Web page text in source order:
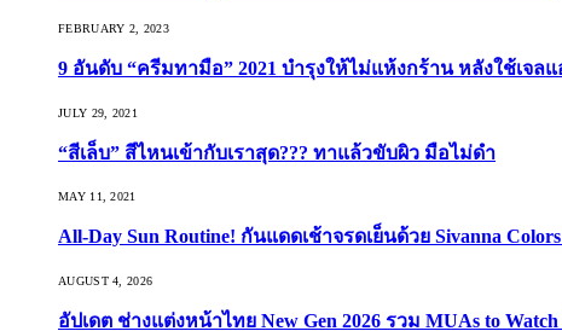
FEBRUARY 2, 2023
9 อันดับ “ครีมทามือ” 2021 บำรุงให้ไม่แห้งกร้าน หลังใช้เจล
JULY 29, 2021
“สีเล็บ” สีไหนเข้ากับเราสุด??? ทาแล้วขับผิว มือไม่ดำ
MAY 11, 2021
All-Day Sun Routine! กันแดดเช้าจรดเย็นด้วย Sivanna
AUGUST 4, 2026
อัปเดต ช่างแต่งหน้าไทย New Gen 2026 รวม MUAs to